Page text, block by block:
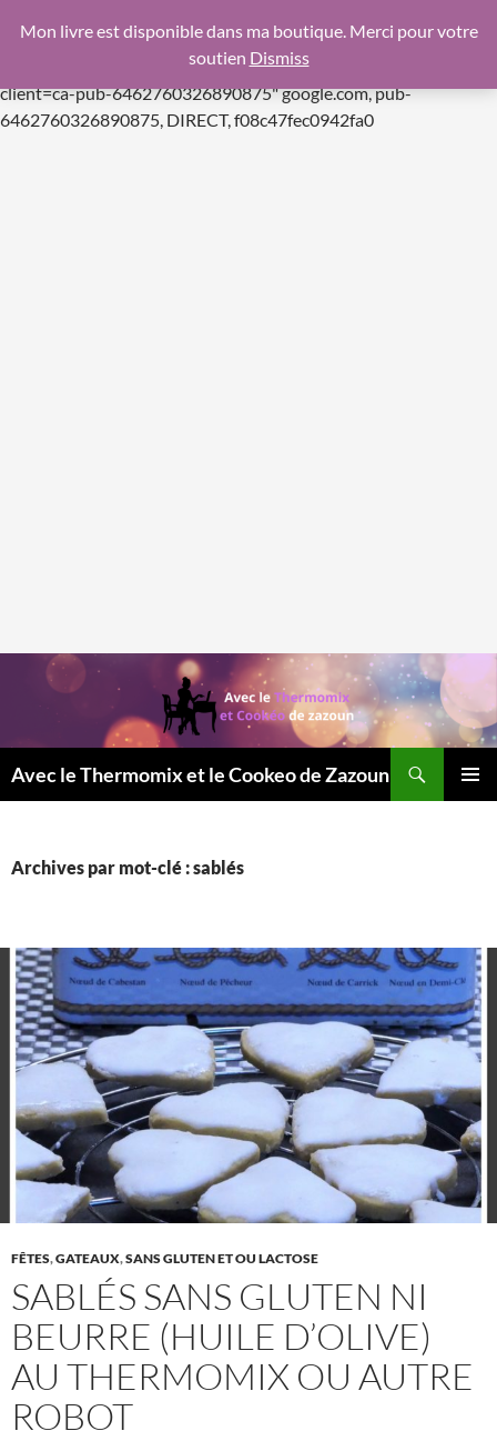
f08c47fec0942fa0
https://pagead2.googlesyndication.com/pagead/js/
client=ca-pub-6462760326890875"google.com, pub-
6462760326890875, DIRECT, f08c47fec0942fa0Aller
Avec le Thermomix et le Cookeo de Zazoun
Archives par mot-clé : sablés
FÊTES,GATEAUX,SANS GLUTEN ET OU LACTOSE
SABLÉS SANS GLUTEN NI
BEURRE (HUILE D’OLIVE)
AU THERMOMIX OU AUTRE
ROBOT
Mon livre est disponible dans ma boutique. Merci pour votre
soutien Dismiss